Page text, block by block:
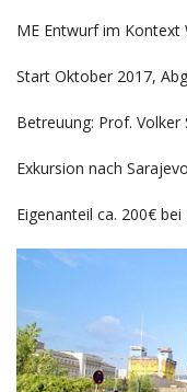
ME Entwurf im Kontext
Start Oktober 2017,
Betreuung: Prof.
Exkursion nach
Eigenanteil ca. 200€